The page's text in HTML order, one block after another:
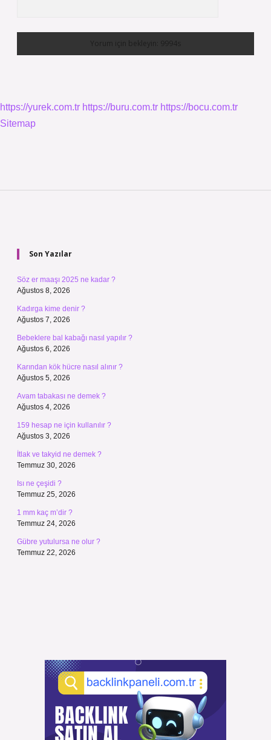
https://yurek.com.tr https://buru.com.tr https://bocu.com.tr
Sitemap
Son Yazılar
Söz er maaşı 2025 ne kadar ?
Ağustos 8, 2026
Kadırga kime denir ?
Ağustos 7, 2026
Bebeklere bal kabağı nasıl yapılır ?
Ağustos 6, 2026
Karından kök hücre nasıl alınır ?
Ağustos 5, 2026
Avam tabakası ne demek ?
Ağustos 4, 2026
159 hesap ne için kullanılır ?
Ağustos 3, 2026
İtlak ve takyid ne demek ?
Temmuz 30, 2026
Isı ne çeşidi ?
Temmuz 25, 2026
1 mm kaç m’dir ?
Temmuz 24, 2026
Gübre yutulursa ne olur ?
Temmuz 22, 2026